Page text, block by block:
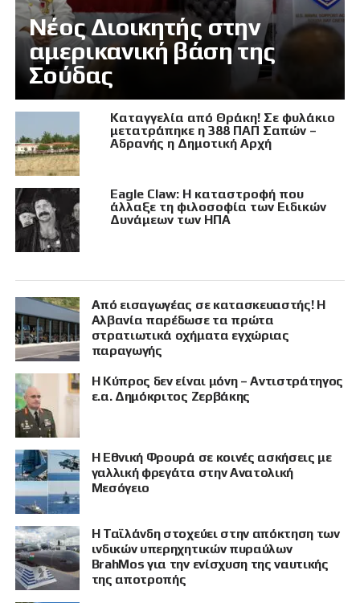
Νέος Διοικητής στην
αμερικανική βάση της
Σούδας
Καταγγελία από Θράκη! Σε φυλάκιο
μετατράπηκε η 388 ΠΑΠ Σαπών –
Αδρανής η Δημοτική Αρχή
Eagle Claw: Η καταστροφή που
άλλαξε τη φιλοσοφία των Ειδικών
Δυνάμεων των ΗΠΑ
Από εισαγωγέας σε κατασκευαστής! Η
Αλβανία παρέδωσε τα πρώτα
στρατιωτικά οχήματα εγχώριας
παραγωγής
Η Κύπρος δεν είναι μόνη – Αντιστράτηγος
ε.α. Δημόκριτος Ζερβάκης
Η Εθνική Φρουρά σε κοινές ασκήσεις με
γαλλική φρεγάτα στην Ανατολική
Μεσόγειο
Η Ταϊλάνδη στοχεύει στην απόκτηση των
ινδικών υπερηχητικών πυραύλων
BrahMos για την ενίσχυση της ναυτικής
της αποτροπής